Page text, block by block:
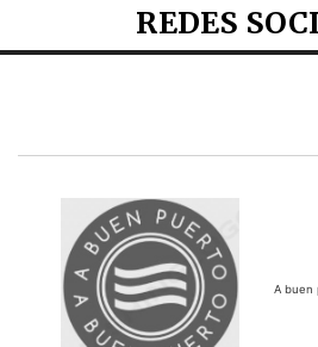
REDES
A buen